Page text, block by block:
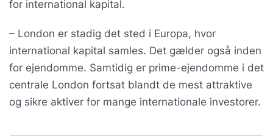
for international kapital.
– London er stadig det sted i Europa, hvor
international kapital samles. Det gælder også inden
for ejendomme. Samtidig er prime-ejendomme i det
centrale London fortsat blandt de mest attraktive
og sikre aktiver for mange internationale investorer.